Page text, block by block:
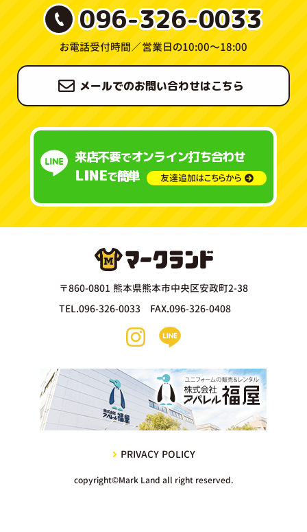
096-326-0033
お電話受付時間／営業日の10:00〜18:00
メールでのお問い合わせはこちら
来店不要でオンライン打ち合わせ
LINEで簡単 友達追加はこちらから
〒860-0801 熊本県熊本市中央区安政町2-38
TEL.096-326-0033 FAX.096-326-0408
PRIVACY POLICY
copyright©Mark Land all right reserved.